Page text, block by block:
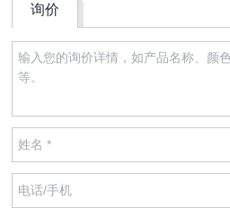
询价